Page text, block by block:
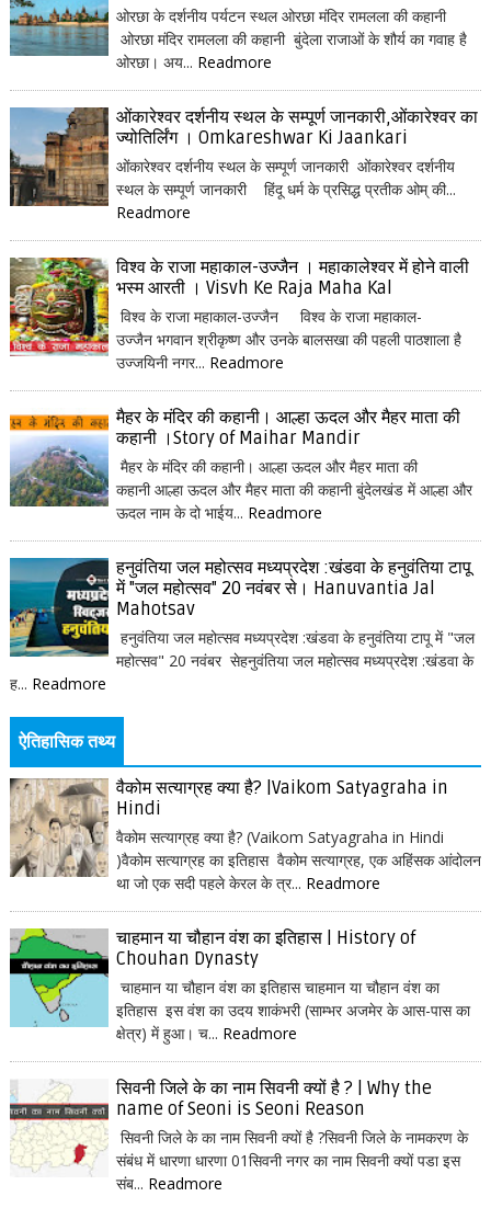
ओरछा के दर्शनीय पर्यटन स्थल ओरछा मंदिर रामलला की कहानी
ओरछा मंदिर रामलला की कहानी बुंदेला राजाओं के शौर्य का गवाह है
ओरछा। अय... Readmore
ओंकारेश्वर दर्शनीय स्थल के सम्पूर्ण जानकारी,ओंकारेश्वर का
ज्योतिर्लिंग । Omkareshwar Ki Jaankari
ओंकारेश्वर दर्शनीय स्थल के सम्पूर्ण जानकारी ओंकारेश्वर दर्शनीय
स्थल के सम्पूर्ण जानकारी हिंदू धर्म के प्रसिद्ध प्रतीक ओम् की...
Readmore
विश्व के राजा महाकाल-उज्जैन । महाकालेश्वर में होने वाली
भस्म आरती । Visvh Ke Raja Maha Kal
विश्व के राजा महाकाल-उज्जैन विश्व के राजा महाकाल-
उज्जैन भगवान श्रीकृष्ण और उनके बालसखा की पहली पाठशाला है
उज्जयिनी नगर... Readmore
मैहर के मंदिर की कहानी। आल्हा ऊदल और मैहर माता की
कहानी ।Story of Maihar Mandir
मैहर के मंदिर की कहानी। आल्हा ऊदल और मैहर माता की
कहानी आल्हा ऊदल और मैहर माता की कहानी बुंदेलखंड में आल्हा और
ऊदल नाम के दो भाईय... Readmore
हनुवंतिया जल महोत्सव मध्यप्रदेश :खंडवा के हनुवंतिया टापू
में "जल महोत्सव" 20 नवंबर से। Hanuvantia Jal
Mahotsav
हनुवंतिया जल महोत्सव मध्यप्रदेश :खंडवा के हनुवंतिया टापू में "जल
महोत्सव" 20 नवंबर सेहनुवंतिया जल महोत्सव मध्यप्रदेश :खंडवा के
ह... Readmore
ऐतिहासिक तथ्य
वैकोम सत्याग्रह क्या है? |Vaikom Satyagraha in
Hindi
वैकोम सत्याग्रह क्या है? (Vaikom Satyagraha in Hindi
)वैकोम सत्याग्रह का इतिहास वैकोम सत्याग्रह, एक अहिंसक आंदोलन
था जो एक सदी पहले केरल के त्र... Readmore
चाहमान या चौहान वंश का इतिहास | History of
Chouhan Dynasty
चाहमान या चौहान वंश का इतिहास चाहमान या चौहान वंश का
इतिहास इस वंश का उदय शाकंभरी (साम्भर अजमेर के आस-पास का
क्षेत्र) में हुआ। च... Readmore
सिवनी जिले के का नाम सिवनी क्यों है ? | Why the
name of Seoni is Seoni Reason
सिवनी जिले के का नाम सिवनी क्यों है ?सिवनी जिले के नामकरण के
संबंध में धारणा धारणा 01सिवनी नगर का नाम सिवनी क्यों पडा इस
संब... Readmore